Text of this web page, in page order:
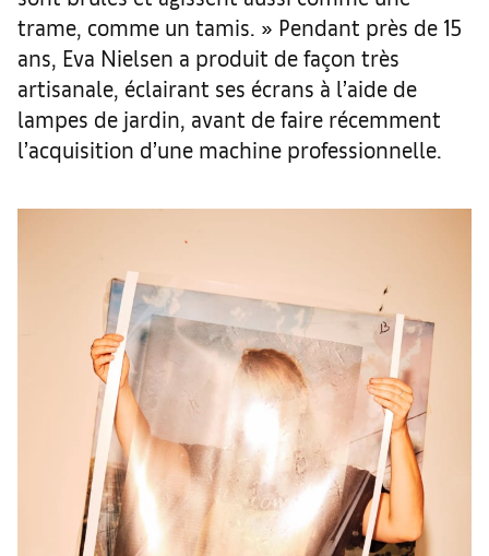
trame, comme un tamis. » Pendant près de 15
ans, Eva Nielsen a produit de façon très
artisanale, éclairant ses écrans à l’aide de
lampes de jardin, avant de faire récemment
l’acquisition d’une machine professionnelle.